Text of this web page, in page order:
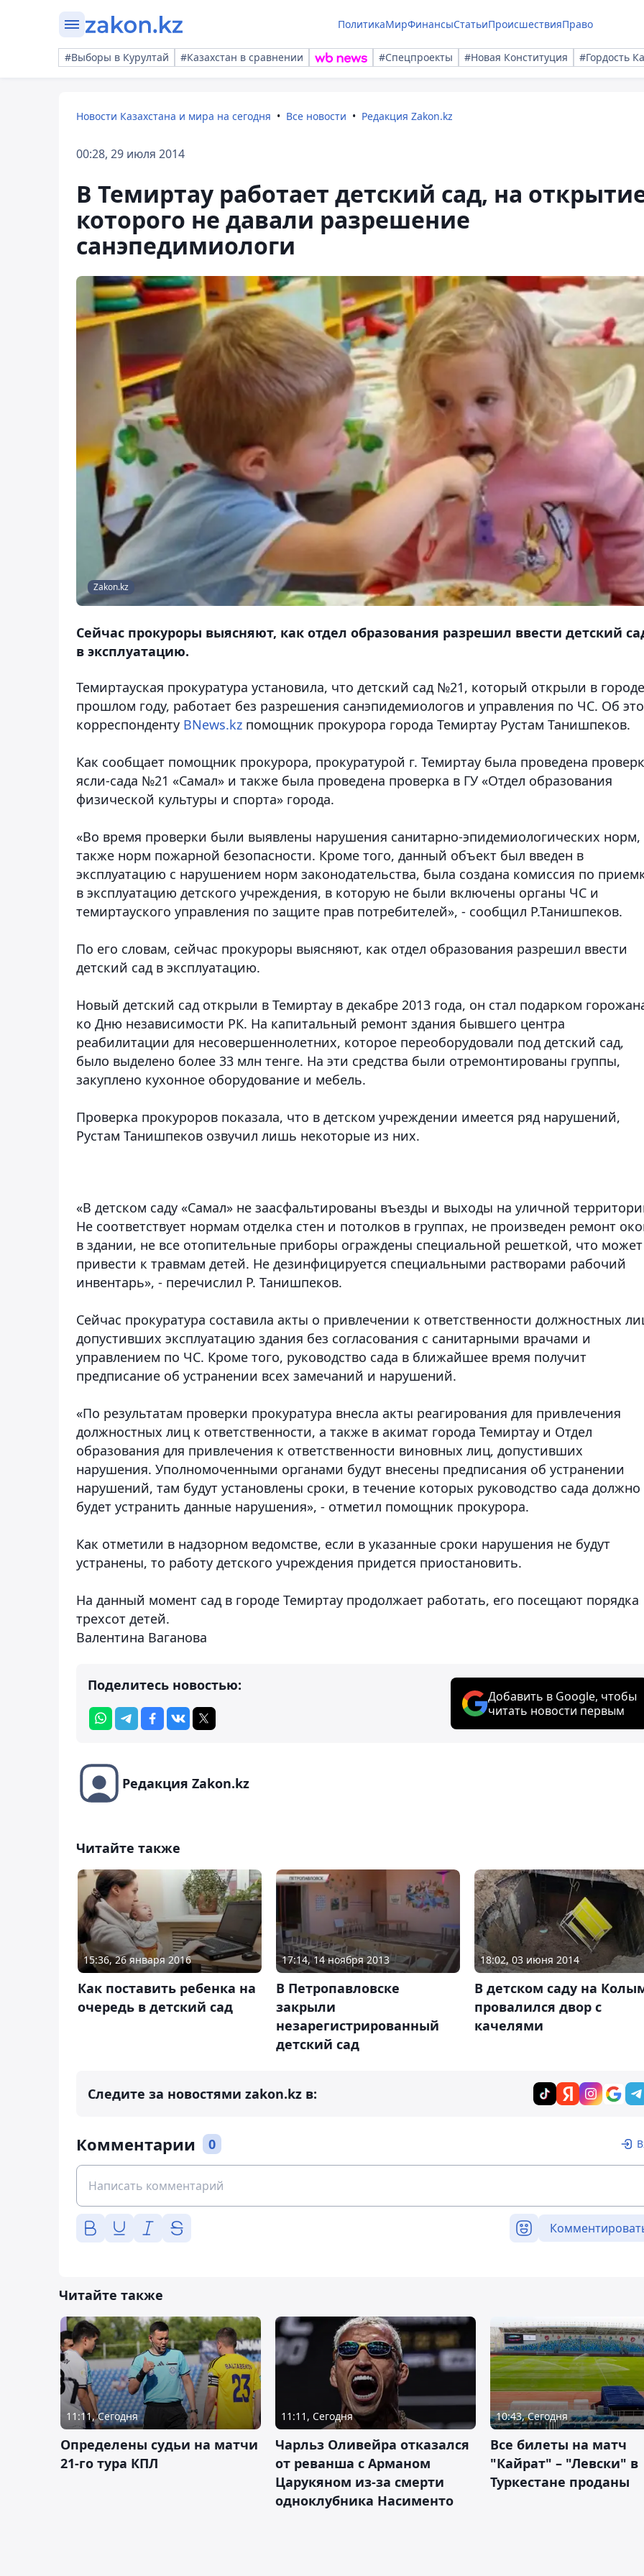
ПолитикаМирФинансыСтатьиПроисшествияПраво
#Выборы в Курултай #Казахстан в сравнении #Спецпроекты #Новая Конституция #Гордость
Новости Казахстана и мира на сегодня Все новости Редакция Zakon.kz
00:28, 29 июля 2014
В Темиртау работает детский сад, на
которого не давали разрешение
санэпедимиологи
Zakon.kz
Сейчас прокуроры выясняют, как отдел образования разрешил ввести детский
в эксплуатацию.
Темиртауская прокуратура установила, что детский сад №21, который открыли в
прошлом году, работает без разрешения санэпидемиологов и управления по ЧС. Об
корреспонденту BNews.kz помощник прокурора города Темиртау Рустам Танишпеков.
Как сообщает помощник прокурора, прокуратурой г. Темиртау была проведена
ясли-сада №21 «Самал» и также была проведена проверка в ГУ «Отдел образования
физической культуры и спорта» города.
«Во время проверки были выявлены нарушения санитарно-эпидемиологических норм,
также норм пожарной безопасности. Кроме того, данный объект был введен в
эксплуатацию с нарушением норм законодательства, была создана комиссия по
в эксплуатацию детского учреждения, в которую не были включены органы ЧС и
темиртауского управления по защите прав потребителей», - сообщил Р.Танишпеков.
По его словам, сейчас прокуроры выясняют, как отдел образования разрешил ввести
детский сад в эксплуатацию.
Новый детский сад открыли в Темиртау в декабре 2013 года, он стал подарком
ко Дню независимости РК. На капитальный ремонт здания бывшего центра
реабилитации для несовершеннолетних, которое переоборудовали под детский сад,
было выделено более 33 млн тенге. На эти средства были отремонтированы группы,
закуплено кухонное оборудование и мебель.
Проверка прокуроров показала, что в детском учреждении имеется ряд нарушений,
Рустам Танишпеков озвучил лишь некоторые из них.
«В детском саду «Самал» не заасфальтированы въезды и выходы на уличной
Не соответствует нормам отделка стен и потолков в группах, не произведен ремонт
в здании, не все отопительные приборы ограждены специальной решеткой, что может
привести к травмам детей. Не дезинфицируется специальными растворами рабочий
инвентарь», - перечислил Р. Танишпеков.
Сейчас прокуратура составила акты о привлечении к ответственности должностных
допустивших эксплуатацию здания без согласования с санитарными врачами и
управлением по ЧС. Кроме того, руководство сада в ближайшее время получит
предписание об устранении всех замечаний и нарушений.
«По результатам проверки прокуратура внесла акты реагирования для привлечения
должностных лиц к ответственности, а также в акимат города Темиртау и Отдел
образования для привлечения к ответственности виновных лиц, допустивших
нарушения. Уполномоченными органами будут внесены предписания об устранении
нарушений, там будут установлены сроки, в течение которых руководство сада должно
будет устранить данные нарушения», - отметил помощник прокурора.
Как отметили в надзорном ведомстве, если в указанные сроки нарушения не будут
устранены, то работу детского учреждения придется приостановить.
На данный момент сад в городе Темиртау продолжает работать, его посещают порядка
трехсот детей.
Валентина Ваганова
Поделитесь новостью:
Добавить в Google, чтобы
читать новости первым
Редакция Zakon.kz
Читайте также
15:36, 26 января 2016
Как поставить ребенка на
очередь в детский сад
17:14, 14 ноября 2013
В Петропавловске
закрыли
незарегистрированный
детский сад
18:02, 03 июня 2014
В детском саду на
провалился двор с
качелями
Следите за новостями zakon.kz в:
Комментарии 0
Читайте также
11:11, Сегодня
Определены судьи на матчи
21-го тура КПЛ
11:11, Сегодня
Чарльз Оливейра отказался
от реванша с Арманом
Царукяном из-за смерти
одноклубника Насименто
10:43, Сегодня
Все билеты на матч
"Кайрат" – "Левски" в
Туркестане проданы